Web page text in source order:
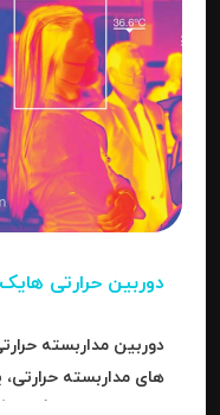
دوربین حرارتی
دوربین مداربسته
های مداربسته